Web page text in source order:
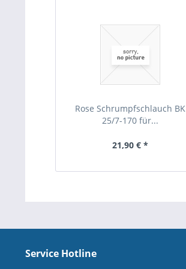
Rose Schrumpfschlauch BK
25/7-170 für...
21,90 € *
Service Hotline